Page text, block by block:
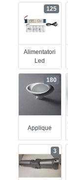
Alimentatori
Led
125
Applique
180
3